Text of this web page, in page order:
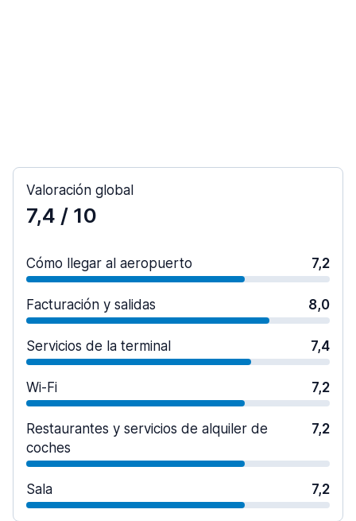
Valoración global
7,4 / 10
Cómo llegar al aeropuerto 7,2
Facturación y salidas 8,0
Servicios de la terminal 7,4
Wi-Fi 7,2
Restaurantes y servicios de alquiler de
coches
7,2
Sala 7,2